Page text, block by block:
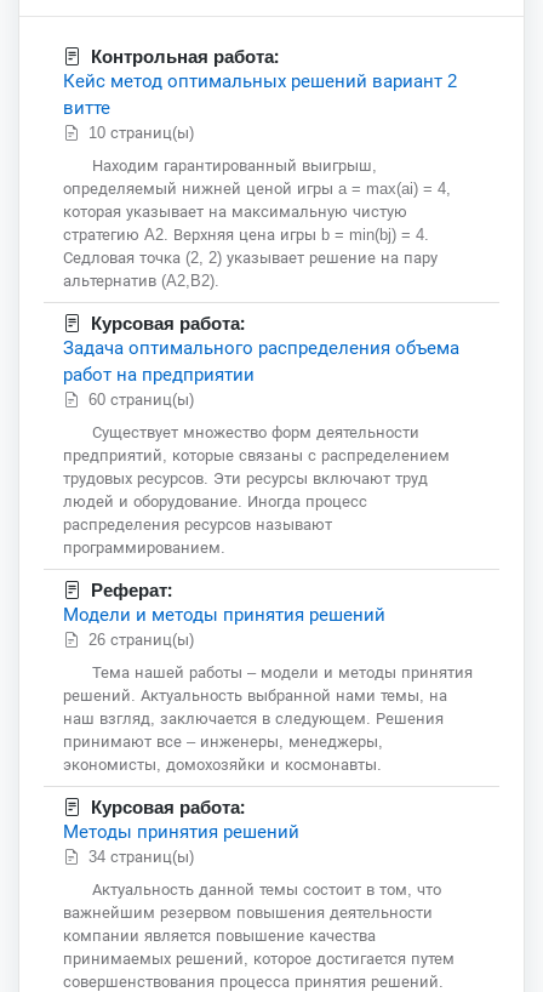
Контрольная работа:
Кейс метод оптимальных решений вариант 2
витте
10 страниц(ы)
Находим гарантированный выигрыш,
определяемый нижней ценой игры a = max(ai) = 4,
которая указывает на максимальную чистую
стратегию A2. Верхняя цена игры b = min(bj) = 4.
Седловая точка (2, 2) указывает решение на пару
альтернатив (A2,B2).
Курсовая работа:
Задача оптимального распределения объема
работ на предприятии
60 страниц(ы)
Существует множество форм деятельности
предприятий, которые связаны с распределением
трудовых ресурсов. Эти ресурсы включают труд
людей и оборудование. Иногда процесс
распределения ресурсов называют
программированием.
Реферат:
Модели и методы принятия решений
26 страниц(ы)
Тема нашей работы – модели и методы принятия
решений. Актуальность выбранной нами темы, на
наш взгляд, заключается в следующем. Решения
принимают все – инженеры, менеджеры,
экономисты, домохозяйки и космонавты.
Курсовая работа:
Методы принятия решений
34 страниц(ы)
Актуальность данной темы состоит в том, что
важнейшим резервом повышения деятельности
компании является повышение качества
принимаемых решений, которое достигается путем
совершенствования процесса принятия решений.